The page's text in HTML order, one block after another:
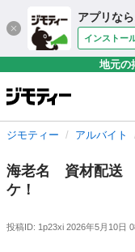
アプリな
インストー
地元の
ジモティー アルバイト
海老名 資材配送
ケ！
投稿ID: 1p23xi 2026年5月10日